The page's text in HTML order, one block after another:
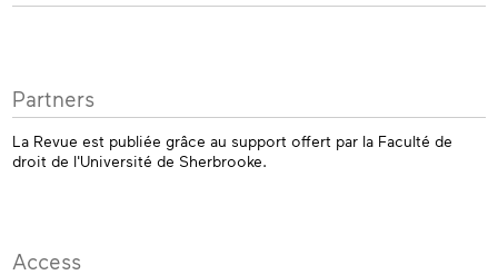
Partners
La Revue est publiée grâce au support offert par la Faculté de
droit de l'Université de Sherbrooke.
Access